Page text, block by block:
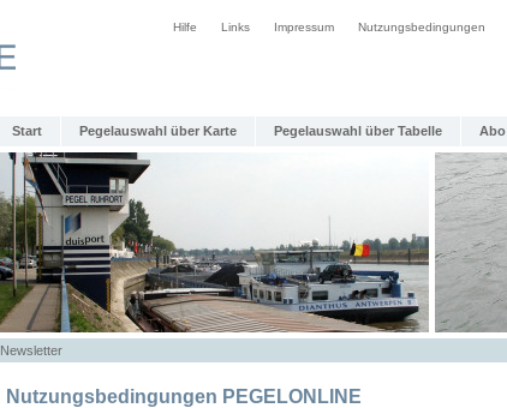
Hilfe Links Impressum Nutzungsbedingungen
Start Pegelauswahl über Karte Pegelauswahl über Tabelle Abo
Newsletter
Nutzungsbedingungen PEGELONLINE